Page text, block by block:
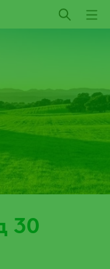
30